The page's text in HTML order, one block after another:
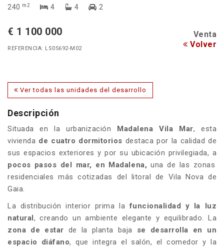
240 m2 4 4 2
€ 1 100 000 Venta
REFERENCIA: LS05692-M02 Volver
Ver todas las unidades del desarrollo
Descripción
Situada en la urbanización Madalena Vila Mar, esta
vivienda de cuatro dormitorios destaca por la calidad de
sus espacios exteriores y por su ubicación privilegiada, a
pocos pasos del mar, en Madalena, una de las zonas
residenciales más cotizadas del litoral de Vila Nova de
Gaia.
La distribución interior prima lafuncionalidad y la luz
natural , creando un ambiente elegante y equilibrado. La
zona de estar de la planta baja se desarrolla en un
espacio diáfano, que integra el salón, el comedor y la